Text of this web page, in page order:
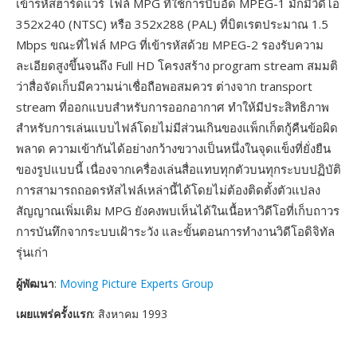
เข้ารหัสฮาร์ดแวร์ ไฟล์ MPG ที่ใช้การบีบอัด MPEG-1 มักมีวิดีโอ
352x240 (NTSC) หรือ 352x288 (PAL) ที่บิตเรตประมาณ 1.5
Mbps ขณะที่ไฟล์ MPG ที่เข้ารหัสด้วย MPEG-2 รองรับความ
ละเอียดสูงขึ้นจนถึง Full HD โครงสร้าง program stream สมมติ
ว่าสื่อจัดเก็บมีความน่าเชื่อถือพอสมควร ต่างจาก transport
stream ที่ออกแบบสำหรับการออกอากาศ ทำให้มีประสิทธิภาพ
สำหรับการเล่นแบบไฟล์โดยไม่มีส่วนเกินของแพ็กเก็ตกู้คืนข้อผิด
พลาด ความเข้ากันได้อย่างกว้างขวางเป็นหนึ่งในจุดแข็งที่ยั่งยืน
ของรูปแบบนี้ เนื่องจากเครื่องเล่นสื่อแทบทุกตัวบนทุกระบบปฏิบัติ
การสามารถถอดรหัสไฟล์เหล่านี้ได้โดยไม่ต้องติดตั้งตัวแปลง
สัญญาณเพิ่มเติม MPG ยังคงพบเห็นได้ในเนื้อหาวิดีโอที่เก็บถาวร
การบันทึกจากระบบเฝ้าระวัง และขั้นตอนการทำงานวิดีโอดิจิทัล
รุ่นเก่า
ผู้พัฒนา: Moving Picture Experts Group
เผยแพร่ครั้งแรก: สิงหาคม 1993